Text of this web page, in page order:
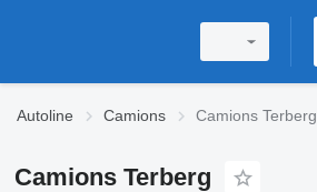
Autoline Camions Camions Terberg
Camions Terberg